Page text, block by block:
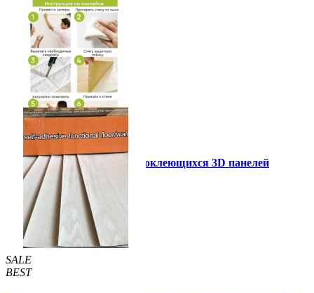
Инструкция установки самоклеющихся 3D панелей
Другие так же купили
SALE
BEST